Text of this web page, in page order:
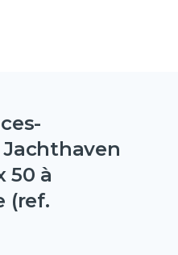
50 à
(ref.